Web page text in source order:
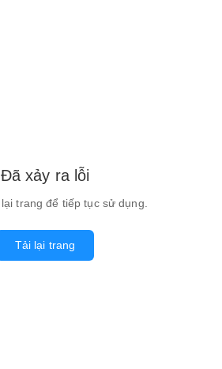
Đã xảy ra lỗi
trang để tiếp tục sử dụng.
Tải lại trang